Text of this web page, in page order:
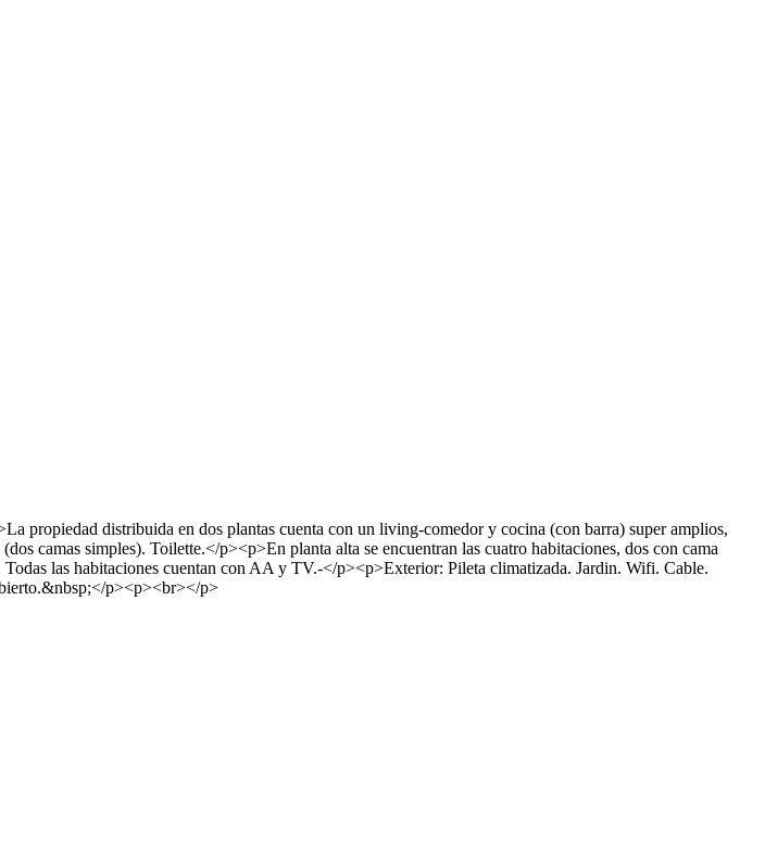
distribuida en dos plantas cuenta con un living-comedor y cocina (con barra) super amplios,
camas simples). Toilette.</p><p>En planta alta se encuentran las cuatro habitaciones, dos con cama
las habitaciones cuentan con AA y TV.-</p><p>Exterior: Pileta climatizada. Jardin. Wifi. Cable.
p><p><br></p>